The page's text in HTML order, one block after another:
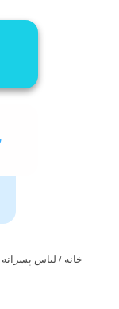
خانه / لباس پسرانه